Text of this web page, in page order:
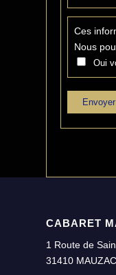
Ces
Nous
Oui
CABARET
1 Route de
31410 MAUZAC